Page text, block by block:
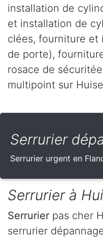
installation de
et installation de
clées, fourniture et
de porte),
rosace de
multipoint sur
Serrurier
Serrurier urgent en
Serrurier à
Serrurier pas cher
serrurier